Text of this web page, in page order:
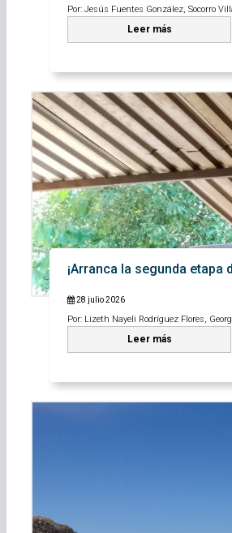
Por: Jesús Fuentes González, Socorro
Leer más
¡Arranca la segunda etapa
28 julio 2026
Por: Lizeth Nayeli Rodríguez Flores,
Leer más